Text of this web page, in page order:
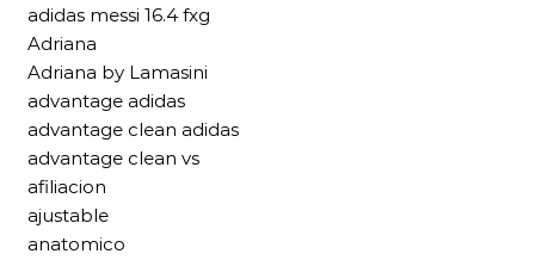
adidas messi 16.4 fxg
Adriana
Adriana by Lamasini
advantage adidas
advantage clean adidas
advantage clean vs
afiliacion
ajustable
anatomico